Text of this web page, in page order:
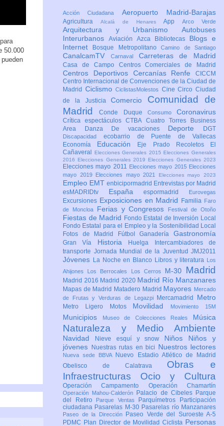
50.000
Acción Ciudadana Aeropuerto Madrid-Barajas
Agricultura Alcalá de HenaresAppArco Verde
Arquitectura y Urbanismo Autobuses
Interurbanos Aviación Azca Bibliotecas Blogs e
Internet
Bosque MetropolitanoCamino de Santiago
CanalcamTV Carnaval Carreteras de Madrid
Casa de Campo Centros Comerciales de Madrid
Centros Deportivos Cercanías Renfe CICCM
Centro Internacional de Convenciones de la Ciudad de
Madrid CiclismoCiclistasMolestos CineCircoCiudad
de la JusticiaComercio Comunidad de
MadridConde Duque Consumo Coronavirus
Crítica espectáculosCTBA Cuatro Torres Business
Area
Danza De vacaciones Deporte DGT
Discapacidad ecobarrio de Puente de Vallecas
Economía Educación Eje Prado Recoletos
El
Cañaveral
Elecciones Generales 2015 Elecciones Generales
2016 Elecciones Generales 2019 Elecciones Generales 2023
Elecciones mayo 2011 Elecciones mayo 2015 Elecciones
mayo 2019
Elecciones mayo 2021 Elecciones mayo 2023
Empleo EMT enbicipormadrid Entrevistas por Madrid
esMADRIDtv Españaespormadrid Eurovegas
Excursiones Exposiciones en Madrid Familia Faro
de Moncloa
Ferias y Congresos Festival de Otoño
Fiestas de Madrid Fondo Estatal de Inversión Local
Fondo Estatal para el Empleo y la Sostenibilidad Local
Fotos de Madrid
FútbolGanaderíaGastronomía
Gran Vía Historia Huelga
Intercambiadores de
transporte Jornada Mundial de la Juventud JMJ2011
Jóvenes La Noche en Blanco Libros y literatura
Los
Ahijones
Los Berrocales Los Cerros M-30 Madrid
Madrid 2016 Madrid 2020 Madrid Río Manzanares
Mapas de Madrid Matadero Madrid Mayores Mercado
de Frutas y Verduras de Legazpi
Mercamadrid Metro
Metro Ligero Motos Movilidad Movimiento 15M
Municipios Museo de Colecciones Reales Música
Naturaleza y Medio Ambiente
Navidad Nieve esquí y snow Niños Niños y
jóvenes
Nuestras rutas en bici Nuestros lectores
Nueva sede BBVA
Nuevo Estadio Atlético de Madrid
Obelisco de Calatrava Obras e
Infraestructuras Ocio y Cultura
Operación Campamento Operación Chamartín
Operación Mahou-Calderón Palacio de Cibeles Parque
del Retiro
Parque Ventas Parquímetros
Participación
ciudadana Pasarelas M-30 Pasarelas río Manzanares
Paseo de la Dirección
Paseo Verde del Suroeste A-5
PDMC Plan Director de Movilidad Ciclista Personas